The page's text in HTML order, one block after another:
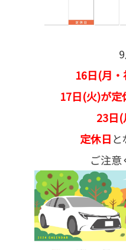
16日(月
17日(火)が定
23日
定休日
ご注